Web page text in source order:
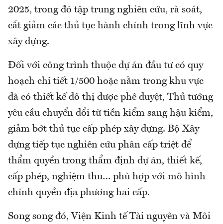
2025, trong đó tập trung nghiên cứu, rà soát,
cắt giảm các thủ tục hành chính trong lĩnh vực
xây dựng.
Đối với công trình thuộc dự án đầu tư có quy
hoạch chi tiết 1/500 hoặc nằm trong khu vực
đã có thiết kế đô thị được phê duyệt, Thủ tướng
yêu cầu chuyển đổi từ tiền kiểm sang hậu kiểm,
giảm bớt thủ tục cấp phép xây dựng. Bộ Xây
dựng tiếp tục nghiên cứu phân cấp triệt để
thẩm quyền trong thẩm định dự án, thiết kế,
cấp phép, nghiệm thu… phù hợp với mô hình
chính quyền địa phương hai cấp.
Song song đó, Viện Kinh tế Tài nguyên và Môi